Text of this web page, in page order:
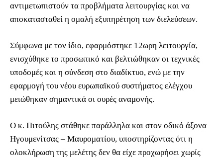
αντιμετωπιστούν τα προβλήματα λειτουργίας και να
αποκατασταθεί η ομαλή εξυπηρέτηση των διελεύσεων.
Σύμφωνα με τον ίδιο, εφαρμόστηκε 12ωρη λειτουργία,
ενισχύθηκε το προσωπικό και βελτιώθηκαν οι τεχνικές
υποδομές και η σύνδεση στο διαδίκτυο, ενώ με την
εφαρμογή του νέου ευρωπαϊκού συστήματος ελέγχου
μειώθηκαν σημαντικά οι ουρές αναμονής.
Ο κ. Πιτούλης στάθηκε παράλληλα και στον οδικό άξονα
Ηγουμενίτσας – Μαυροματίου, υποστηρίζοντας ότι η
ολοκλήρωση της μελέτης δεν θα είχε προχωρήσει χωρίς